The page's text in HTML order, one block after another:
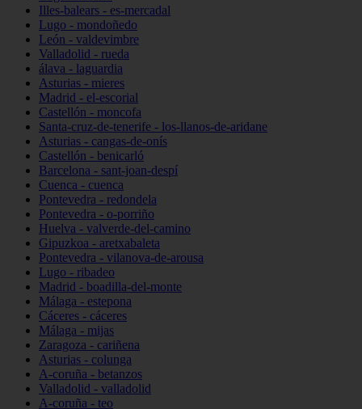
Illes-balears - es-mercadal
Lugo - mondoñedo
León - valdevimbre
Valladolid - rueda
álava - laguardia
Asturias - mieres
Madrid - el-escorial
Castellón - moncofa
Santa-cruz-de-tenerife - los-llanos-de-aridane
Asturias - cangas-de-onís
Castellón - benicarló
Barcelona - sant-joan-despí
Cuenca - cuenca
Pontevedra - redondela
Pontevedra - o-porriño
Huelva - valverde-del-camino
Gipuzkoa - aretxabaleta
Pontevedra - vilanova-de-arousa
Lugo - ribadeo
Madrid - boadilla-del-monte
Málaga - estepona
Cáceres - cáceres
Málaga - mijas
Zaragoza - cariñena
Asturias - colunga
A-coruña - betanzos
Valladolid - valladolid
A-coruña - teo